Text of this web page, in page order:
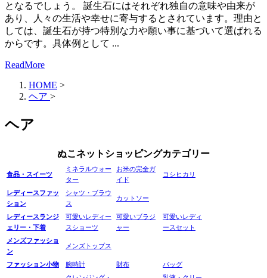
となるでしょう。 誕生石にはそれぞれ独自の意味や由来が
あり、人々の生活や幸せに寄与するとされています。理由と
しては、誕生石が持つ特別な力や願い事に基づいて選ばれる
からです。具体例として ...
ReadMore
HOME >
ヘア >
ヘア
ぬこネットショッピングカテゴリー
食品・スイーツ
ミネラルウォー
ター
お米の完全ガ
イド
コシヒカリ
レディースファッ
ション
シャツ・ブラウ
ス
カットソー
レディースランジ
ェリー・下着
可愛いレディー
スショーツ
可愛いブラジ
ャー
可愛いレディ
ースセット
メンズファッショ
ン
メンズトップス
ファッション小物 腕時計 財布 バッグ